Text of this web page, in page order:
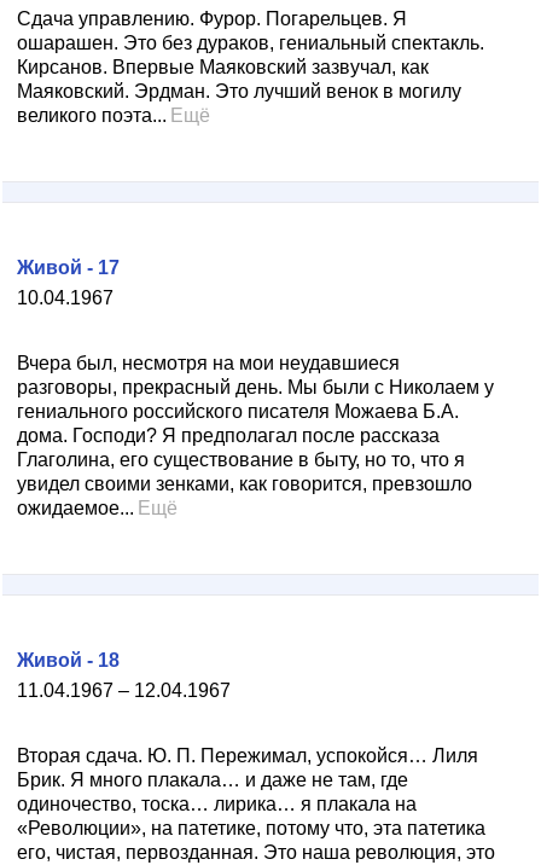
Сдача управлению. Фурор. Погарельцев. Я
ошарашен. Это без дураков, гениальный спектакль.
Кирсанов. Впервые Маяковский зазвучал, как
Маяковский. Эрдман. Это лучший венок в могилу
великого поэта... Ещё
10.04.1967
Живой - 17
Вчера был, несмотря на мои неудавшиеся
разговоры, прекрасный день. Мы были с Николаем у
гениального российского писателя Можаева Б.А.
дома. Господи? Я предполагал после рассказа
Глаголина, его существование в быту, но то, что я
увидел своими зенками, как говорится, превзошло
ожидаемое... Ещё
11.04.1967 – 12.04.1967
Живой - 18
Вторая сдача. Ю. П. Пережимал, успокойся… Лиля
Брик. Я много плакала… и даже не там, где
одиночество, тоска… лирика… я плакала на
«Революции», на патетике, потому что, эта патетика
его, чистая, первозданная. Это наша революция, это